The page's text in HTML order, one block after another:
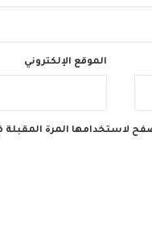
الموقع الإلكتروني
لاستخدامها المرة